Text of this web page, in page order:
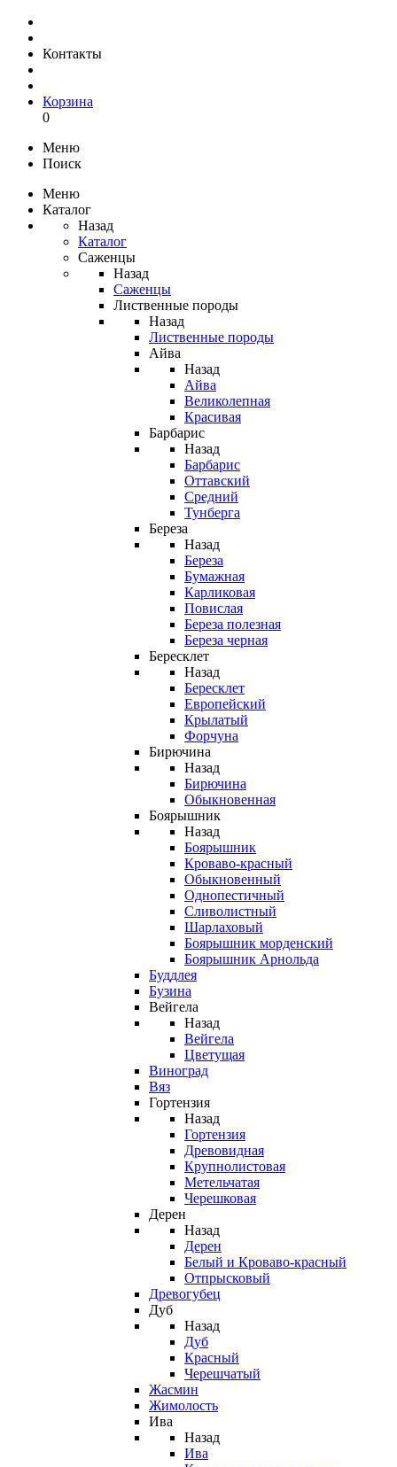
Контакты
Корзина
0
Меню
Поиск
Меню
Каталог
Назад
Каталог
Саженцы
Назад
Саженцы
Лиственные породы
Назад
Лиственные породы
Айва
Назад
Айва
Великолепная
Красивая
Барбарис
Назад
Барбарис
Оттавский
Средний
Тунберга
Береза
Назад
Береза
Бумажная
Карликовая
Повислая
Береза полезная
Береза черная
Бересклет
Назад
Бересклет
Европейский
Крылатый
Форчуна
Бирючина
Назад
Бирючина
Обыкновенная
Боярышник
Назад
Боярышник
Кроваво-красный
Обыкновенный
Однопестичный
Сливолистный
Шарлаховый
Боярышник морденский
Боярышник Арнольда
Буддлея
Бузина
Вейгела
Назад
Вейгела
Цветущая
Виноград
Вяз
Гортензия
Назад
Гортензия
Древовидная
Крупнолистовая
Метельчатая
Черешковая
Дерен
Назад
Дерен
Белый и Кроваво-красный
Отпрысковый
Древогубец
Дуб
Назад
Дуб
Красный
Черешчатый
Жасмин
Жимолость
Ива
Назад
Ива